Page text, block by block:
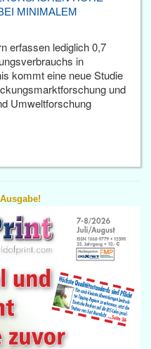
MINIMALEM
erfassen lediglich 0,7
in
kommt eine neue Studie
und
Umweltforschung